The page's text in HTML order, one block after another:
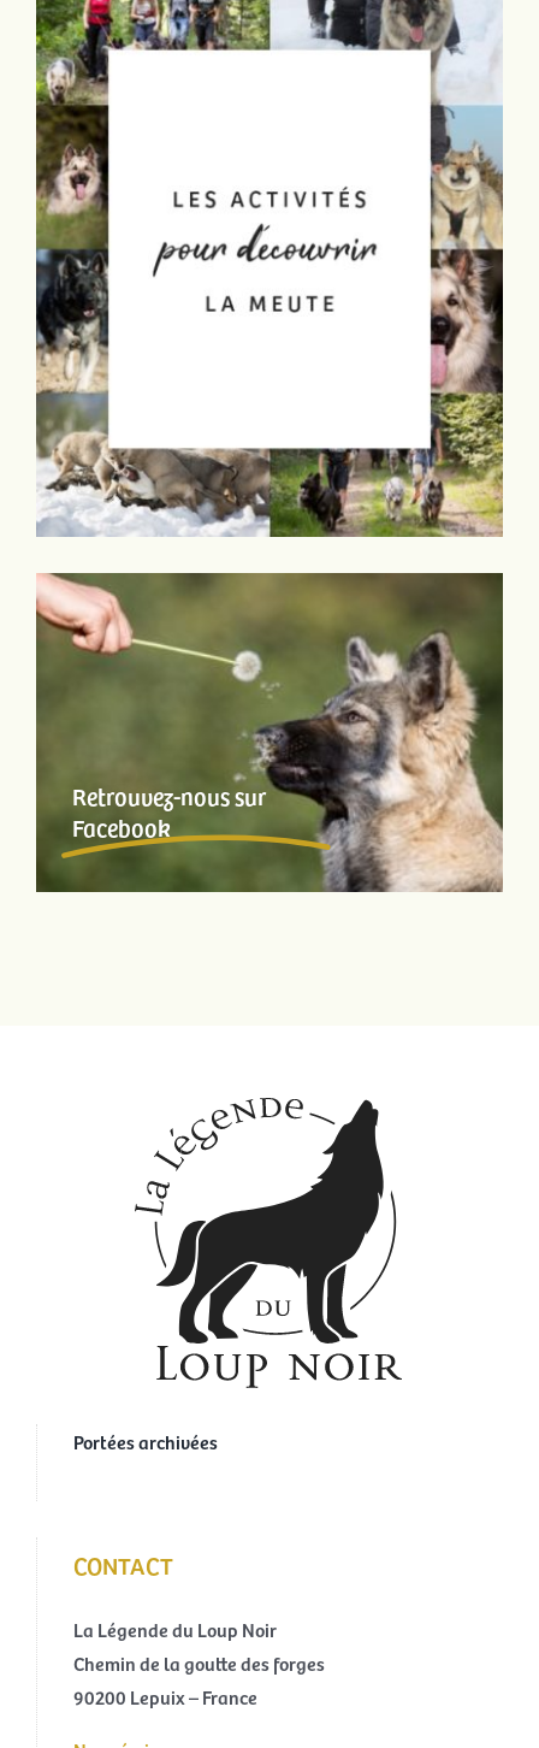
Retrouvez-nous sur
Facebook
Portées archivées
CONTACT
La Légende du Loup Noir
Chemin de la goutte des forges
90200 Lepuix – France